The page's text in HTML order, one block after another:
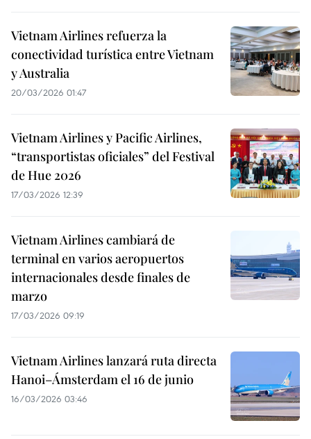
Vietnam Airlines refuerza la
conectividad turística entre Vietnam
y Australia
20/03/2026 01:47
Vietnam Airlines y Pacific Airlines,
“transportistas oficiales” del Festival
de Hue 2026
17/03/2026 12:39
Vietnam Airlines cambiará de
terminal en varios aeropuertos
internacionales desde finales de
marzo
17/03/2026 09:19
Vietnam Airlines lanzará ruta directa
Hanoi–Ámsterdam el 16 de junio
16/03/2026 03:46